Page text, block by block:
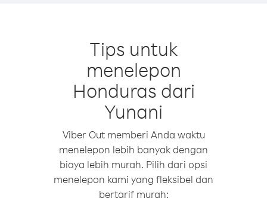
Tips untuk
menelepon
Honduras dari
Yunani
Viber Out memberi Anda waktu
menelepon lebih banyak dengan
biaya lebih murah. Pilih dari opsi
menelepon kami yang fleksibel dan
bertarif murah: